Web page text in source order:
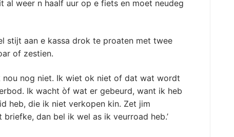
al weer n haalf uur op e fiets en moet neudeg
stijt aan e kassa drok te proaten met twee
of zestien.
nou nog niet. Ik wiet ok niet of dat wat wordt
Ik wacht òf wat er gebeurd, want ik heb
heb, die ik niet verkopen kin. Zet jim
dan bel ik wel as ik veurroad heb.’